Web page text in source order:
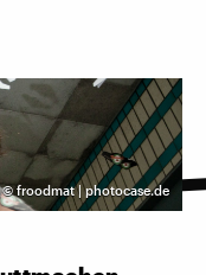
© froodmat | photocase.de